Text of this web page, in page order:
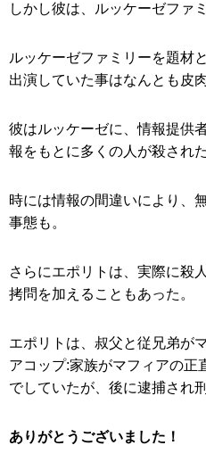
しかし彼は、ルッケーゼファ
ルッケーゼファミリーを題材
出演していた事はなんとも皮肉
彼はルッケーゼに、情報提供
報をもとに多くの人が殺された
時には情報の間違いにより、
事態も。
さらにエポリトは、実際に殺
拷問を加えることもあった。
エポリトは、叔父と従兄弟が
アコップ:家族がマフィアの正
でしていたが、後に逮捕され
ありがとうございました！